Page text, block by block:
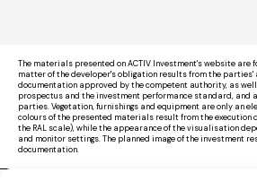
The materials presented on ACTIV Investment's website are
matter of the developer's obligation results from the parties'
documentation approved by the competent authority, as
prospectus and the investment performance standard, and
parties. Vegetation, furnishings and equipment are only an
colours of the presented materials result from the execution
the RAL scale), while the appearance of the visualisation
and monitor settings. The planned image of the investment
documentation.